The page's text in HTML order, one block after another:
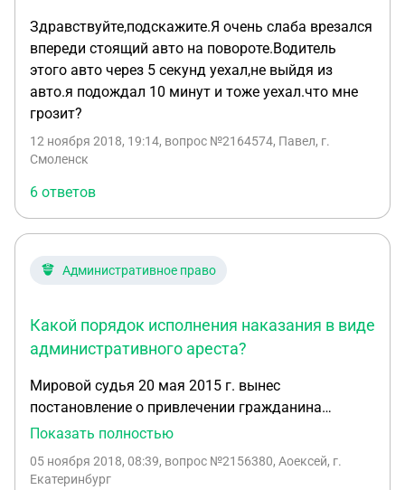
Здравствуйте,подскажите.Я очень слаба врезался
впереди стоящий авто на повороте.Водитель
этого авто через 5 секунд уехал,не выйдя из
авто.я подождал 10 минут и тоже уехал.что мне
грозит?
12 ноября 2018, 19:14, вопрос №2164574, Павел, г.
Смоленск
6 ответов
Административное право
Какой порядок исполнения наказания в виде
административного ареста?
Мировой судья 20 мая 2015 г. вынес
постановление о привлечении гражданина
Сычева к административной ответственности по
ареста сроком на 10 суток. Сычев заявил
Показать полностью
05 ноября 2018, 08:39, вопрос №2156380, Аоексей, г.
Екатеринбург